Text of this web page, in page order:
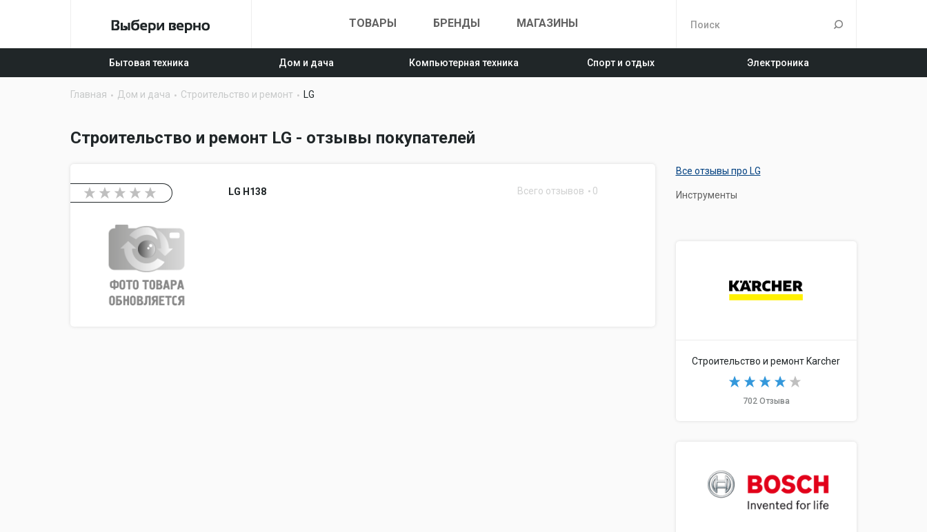
ТОВАРЫ БРЕНДЫ МАГАЗИНЫ
Бытовая техника Дом и дача Компьютерная техника Спорт и отдых Электроника
Главная Дом и дача Строительство и ремонт LG
Строительство и ремонт LG - отзывы покупателей
LG H138 Всего отзывов 0
Все отзывы про LG
Инструменты
Строительство и ремонт Karcher
702 Отзыва